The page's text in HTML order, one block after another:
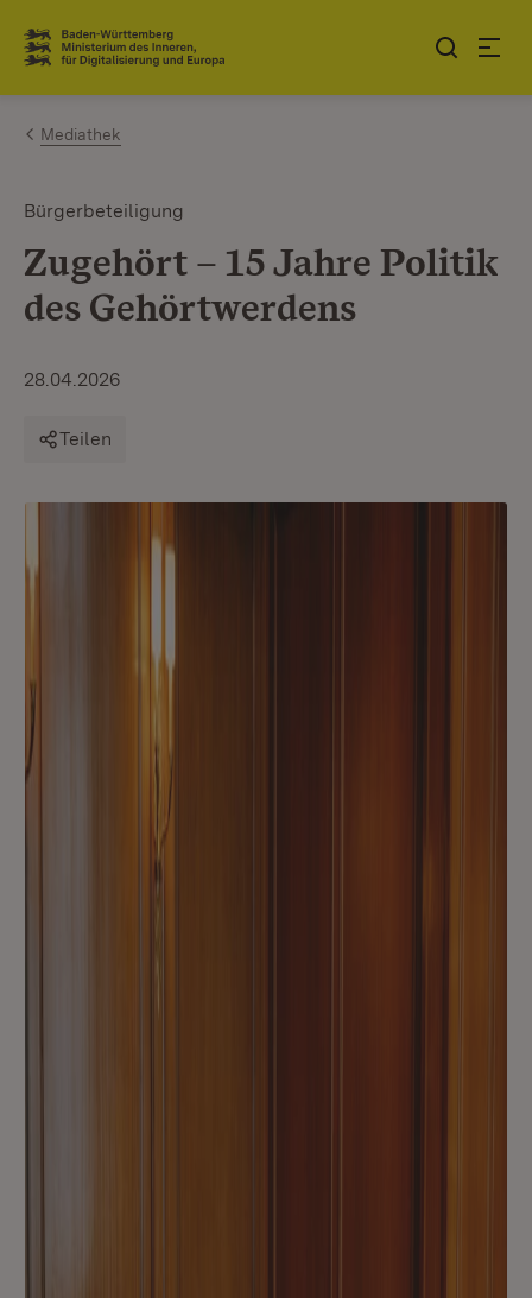
Zum Inhalt springen
Link zur Startseite
Mediathek
Bürgerbeteiligung
Zugehört – 15 Jahre Politik
des Gehörtwerdens
28.04.2026
Teilen